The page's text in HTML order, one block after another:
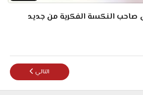
صاحب النكسة الفكرية من جديد
هبدات إبراهيم عيسى: صلاة التراويح جماعة ليست من
المقال التالي:
التالي